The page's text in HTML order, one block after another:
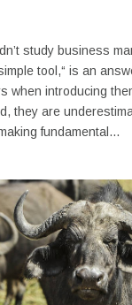
study business
tool,“ is an
when introducing
they are
fundamental...